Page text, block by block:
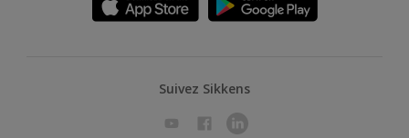
Suivez Sikkens